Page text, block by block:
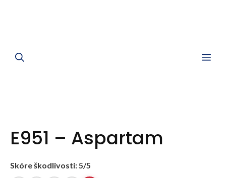
E951 – Aspartam
Skóre škodlivosti: 5/5